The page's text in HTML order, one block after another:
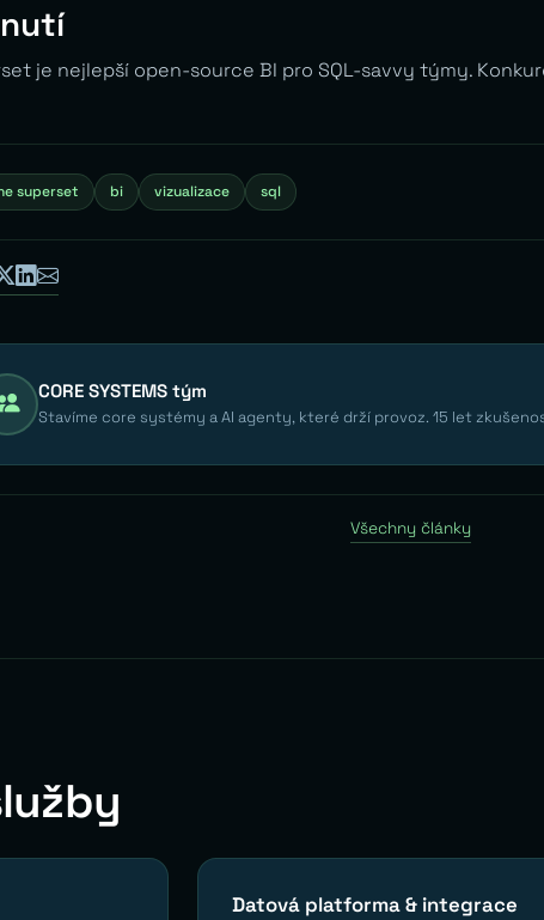
je nejlepší open-source BI pro SQL-savvy týmy.
superset bi vizualizace sql
CORE SYSTEMS tým
Stavíme core systémy a AI agenty, které drží provoz. 15 let
Všechny články
Datová platforma & integrace